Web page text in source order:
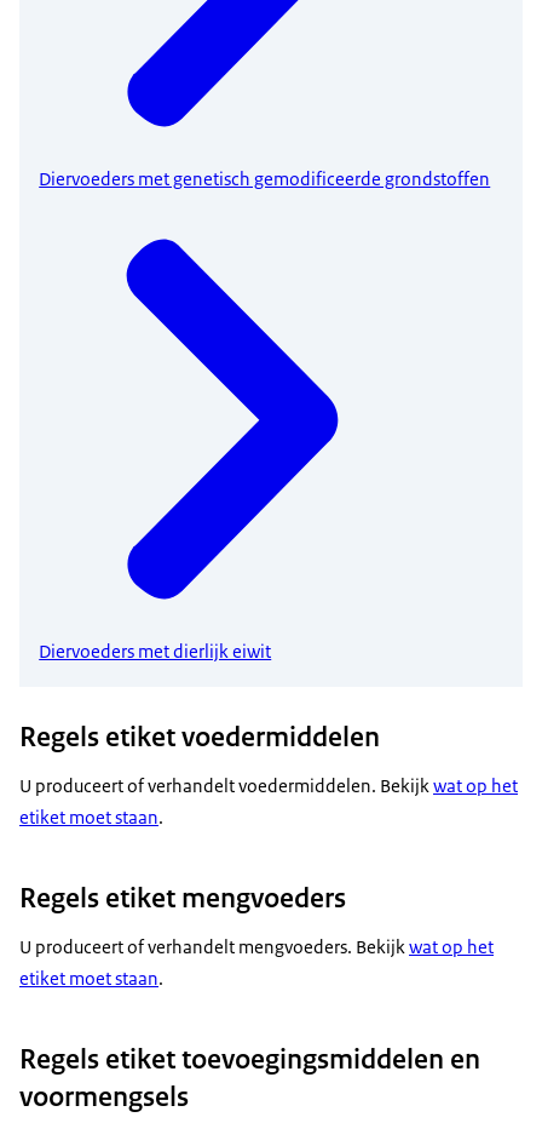
Diervoeders met genetisch gemodificeerde grondstoffen
Diervoeders met dierlijk eiwit
Regels etiket voedermiddelen
U produceert of verhandelt voedermiddelen. Bekijk wat op het
etiket moet staan.
Regels etiket mengvoeders
U produceert of verhandelt mengvoeders. Bekijkwat op het
etiket moet staan.
Regels etiket toevoegingsmiddelen en
voormengsels